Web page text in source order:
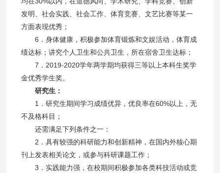
发明、社会实践、社会工作、体育竞赛、文艺比赛等某一
方面表现优秀；
6．身体健康，积极参加体育锻炼和文娱活动，体育成
绩达标；讲究个人卫生和公共卫生，所在宿舍卫生达标；
7．2019-2020学年两学期均获得三等以上本科生奖学
金优秀学生奖。
研究生：
1．研究生期间学习成绩优异，优良率在60%以上，无
不及格科目；
还需满足下列条件之一：
2．具有较强的科研能力和创新精神，在国内外核心期
刊上发表相关论文，或参与科研课题工作；
3．实践能力强，在校期间积极参加各类科技活动或竞